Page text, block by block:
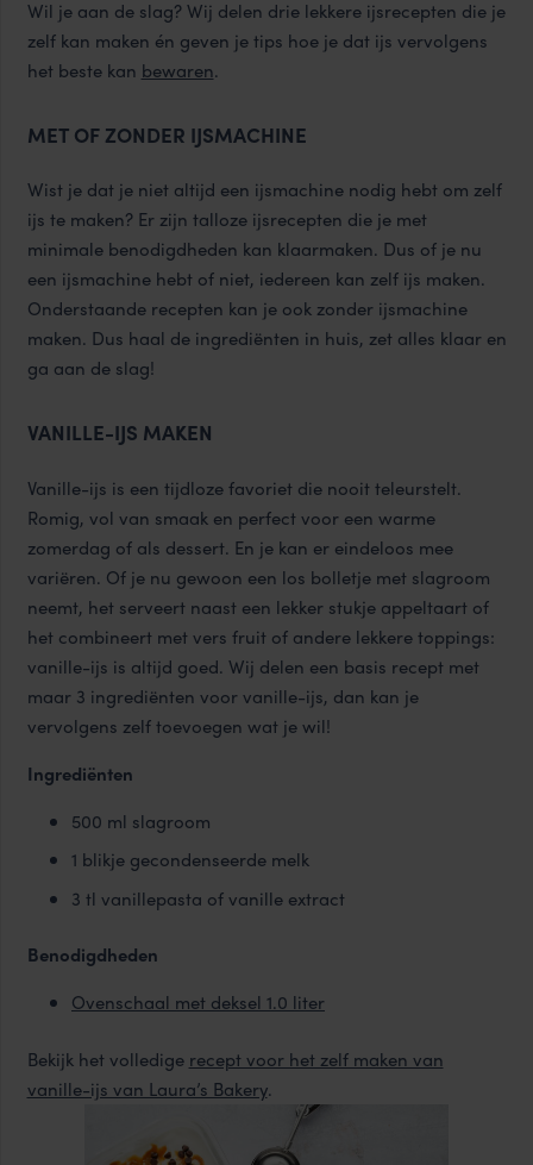
Wil je aan de slag? Wij delen drie lekkere ijsrecepten die je
zelf kan maken én geven jetips hoe je dat ijs vervolgens
het beste kan bewaren.
MET OF ZONDER IJSMACHINE
Wist je dat je niet altijd een ijsmachine nodig hebt om zelf
ijs te maken? Er zijn talloze ijsrecepten die je met
minimale benodigdheden kan klaarmaken. Dus of je nu
een ijsmachine hebt of niet, iedereen kan zelf ijs maken.
Onderstaande recepten kan je ook zonder ijsmachine
maken. Dus haal de ingrediënten in huis, zet alles klaar en
ga aan de slag!
VANILLE-IJS MAKEN
Vanille-ijs is een tijdloze favoriet die nooit teleurstelt.
Romig, vol van smaak en perfect voor een warme
zomerdag of als dessert. En je kan er eindeloos mee
variëren. Of je nu gewoon een los bolletje met slagroom
neemt, het serveert naast een lekker stukje appeltaart of
het combineert met vers fruit of andere lekkere toppings:
vanille-ijs is altijd goed. Wij delen een basis recept met
maar 3 ingrediënten voor vanille-ijs, dan kan je
vervolgens zelf toevoegen wat je wil!
Ingrediënten
500 ml slagroom
1 blikje gecondenseerde melk
3 tl vanillepasta of vanille extract
Benodigdheden
Ovenschaal met deksel 1.0 liter
Bekijk het volledige recept voor het zelf maken van
vanille-ijs van Laura’s Bakery.